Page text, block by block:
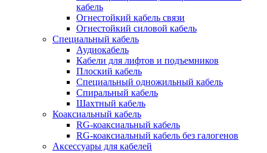
кабель
Огнестойкий кабель связи
Огнестойкий силовой кабель
Специальный кабель
Аудиокабель
Кабели для лифтов и подъемников
Плоский кабель
Специальный одножильный кабель
Спиральный кабель
Шахтный кабель
Коаксиальный кабель
RG-коаксиальный кабель
RG-коаксиальный кабель без галогенов
Аксессуары для кабелей